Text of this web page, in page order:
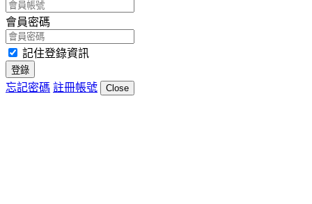
會員密碼
記住登錄資訊
登錄
忘記密碼 註冊帳號 Close